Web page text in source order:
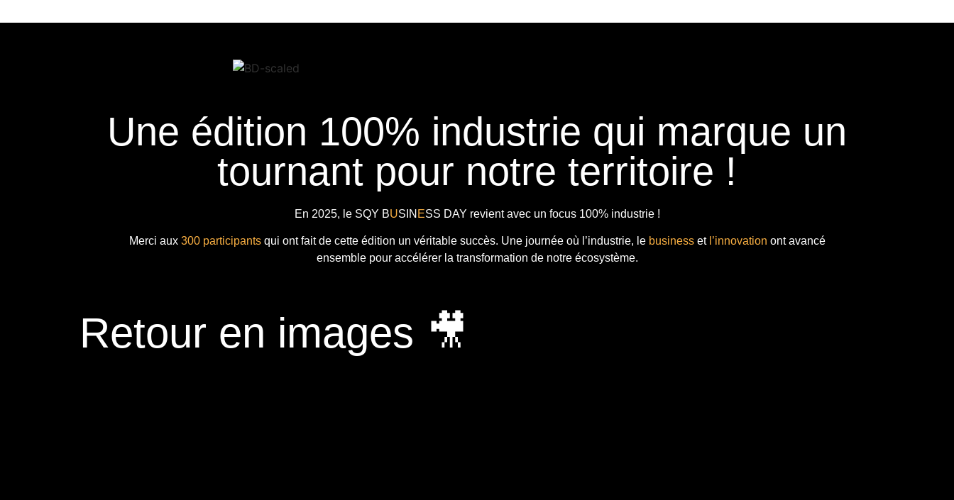
Une édition 100% industrie qui marque un
tournant pour notre territoire !
En 2025, le SQY BUSIN ESS DAY revient avec un focus 100% industrie !
Merci aux 300 participantsqui ont fait de cette édition un véritable succès. Une journée où l’industrie, le businesset l’innovation ont avancé
ensemble pour accélérer la transformation de notre écosystème.
Retour en images 🎥